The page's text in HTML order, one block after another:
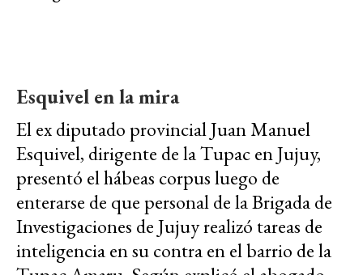
Esquivel en la mira
El ex diputado provincial Juan Manuel
Esquivel, dirigente de la Tupac en Jujuy,
presentó el hábeas corpus luego de
enterarse de que personal de la Brigada de
Investigaciones de Jujuy realizó tareas de
inteligencia en su contra en el barrio de la